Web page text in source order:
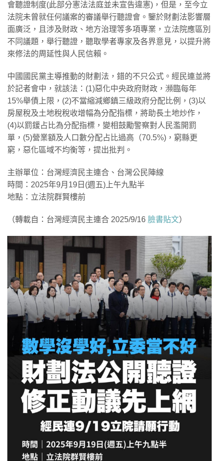
會聽證制度(此部分憲法法庭並未宣告違憲)，但是，至今立
法院未曾就任何議案的審議舉行聽證會。鑒於財劃法影響層
面廣泛，且涉及財政、地方治理等多項專業，立法院應區別
不同議題，舉行聽證，聽取學者專家及各界意見，以提升將
來修法的周延性與人民信賴。
​中國國民黨主導推動的財劃法，錯的不只公式。經民連並將
於記者會中，就該法：(1)惡化中央政府財政，瀕臨每年
15%舉債上限，(2)不當縮減鄉鎮三級政府分配比例，(3)以
房屋稅及土地稅稅收增幅為分配指標，將助長土地炒作，
(4)以罰鍰占比為分配指標，變相鼓勵警察對人民濫開罰
單，(5)營業額及人口數分配占比過高（70.5%)，窮縣更
窮，惡化區域不均衡等，提出批判。
​主辦單位：台灣經濟民主連合、台灣公民陣線
時間：2025年9月19日(週五)上午九點半
地點：立法院群賢樓前
（轉載自：台灣經濟民主連合 2025/9/16 臉書貼文）